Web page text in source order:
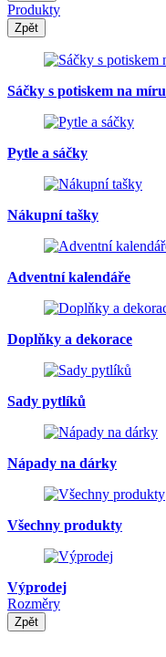
Produkty
Zpět
Sáčky s potiskem na míru
Pytle a sáčky
Nákupní tašky
Adventní kalendáře
Doplňky a dekorace
Sady pytlíků
Nápady na dárky
Všechny produkty
Výprodej
Rozměry
Zpět